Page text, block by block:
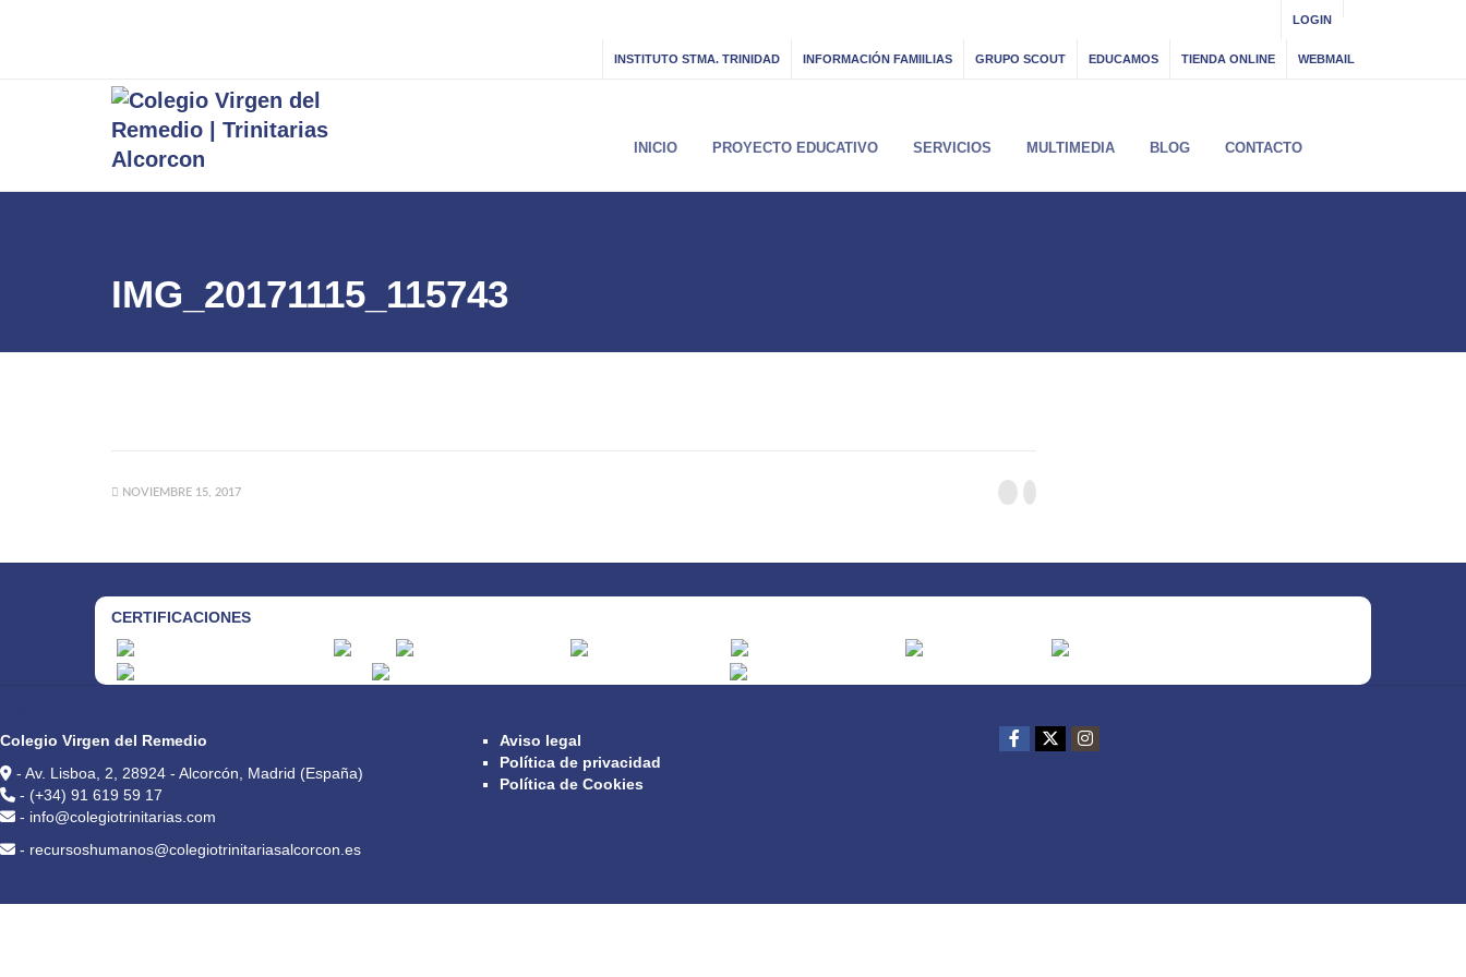
LOGIN
INSTITUTO STMA. TRINIDAD INFORMACIÓN FAMIILIAS GRUPO SCOUT EDUCAMOS TIENDA ONLINE WEBMAIL
INICIO PROYECTO EDUCATIVO SERVICIOS MULTIMEDIA BLOG CONTACTO
IMG_20171115_115743
NOVIEMBRE 15, 2017
CERTIFICACIONES
Colegio Virgen del Remedio
- Av. Lisboa, 2, 28924 - Alcorcón, Madrid (España)
- (+34) 91 619 59 17
- info@colegiotrinitarias.com
- recursoshumanos@colegiotrinitariasalcorcon.es
Aviso legal
Política de privacidad
Política de Cookies